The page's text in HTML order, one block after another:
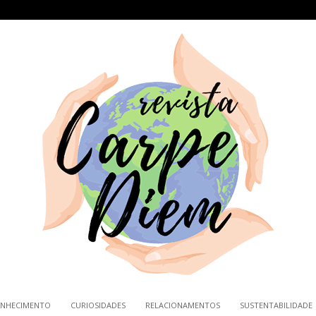
CURIOSIDADES RELACIONAMENTOS SUSTENTABILIDADE